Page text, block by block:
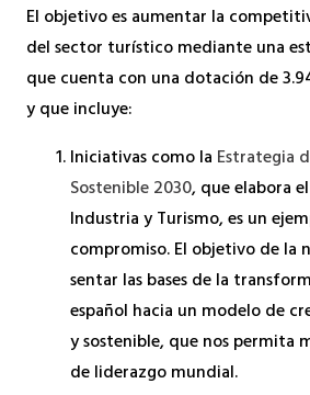
El objetivo es aumentar la
del sector turístico mediante una
que cuenta con una dotación de
y que incluye:
Iniciativas como la Estrategia
Sostenible 2030, que elabora
Industria y Turismo, es un
compromiso. El objetivo de la
sentar las bases de la
español hacia un modelo de
y sostenible, que nos permita
de liderazgo mundial.